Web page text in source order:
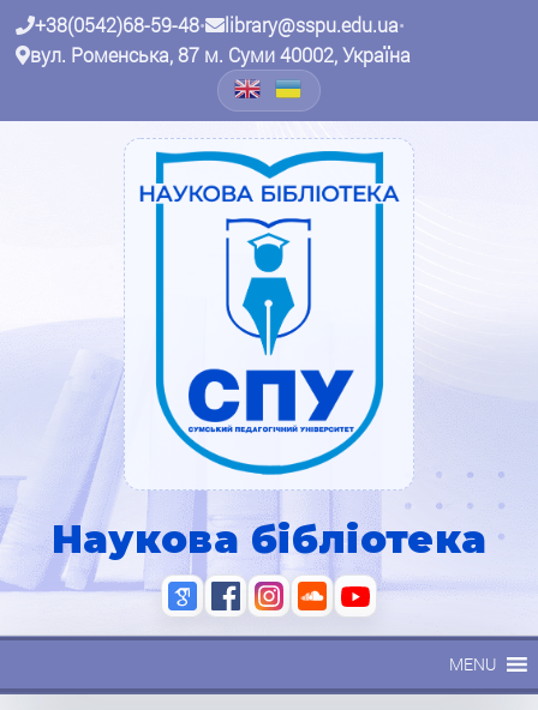
+38(0542)68-59-48• library@sspu.edu.ua•
вул. Роменська, 87 м. Суми 40002, Україна
Наукова бібліотека
MENU